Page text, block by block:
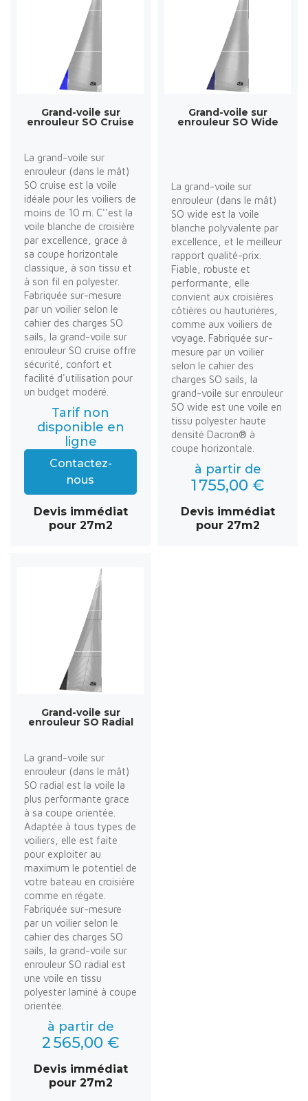
Grand-voile sur
enrouleur SO Cruise
La grand-voile sur
enrouleur (dans le mât)
SO cruise est la voile
idéale pour les voiliers de
moins de 10 m. C''est la
voile blanche de croisière
par excellence, grace à
sa coupe horizontale
classique, à son tissu et
à son fil en polyester.
Fabriquée sur-mesure
par un voilier selon le
cahier des charges SO
sails, la grand-voile sur
enrouleur SO cruise offre
sécurité, confort et
facilité d'utilisation pour
un budget modéré.
Tarif non
disponible en
ligne
Contactez-
nous
Devis immédiat
pour 27m2
Grand-voile sur
enrouleur SO Wide
La grand-voile sur
enrouleur (dans le mât)
SO wide est la voile
blanche polyvalente par
excellence, et le meilleur
rapport qualité-prix.
Fiable, robuste et
performante, elle
convient aux croisières
côtières ou hauturières,
comme aux voiliers de
voyage. Fabriquée sur-
mesure par un voilier
selon le cahier des
charges SO sails, la
grand-voile sur enrouleur
SO wide est une voile en
tissu polyester haute
densité Dacron® à
coupe horizontale.
à partir de
1 755,00 €
Devis immédiat
pour 27m2
Grand-voile sur
enrouleur SO Radial
La grand-voile sur
enrouleur (dans le mât)
SO radial est la voile la
plus performante grace
à sa coupe orientée.
Adaptée à tous types de
voiliers, elle est faite
pour exploiter au
maximum le potentiel de
votre bateau en croisière
comme en régate.
Fabriquée sur-mesure
par un voilier selon le
cahier des charges SO
sails, la grand-voile sur
enrouleur SO radial est
une voile en tissu
polyester laminé à coupe
orientée.
à partir de
2 565,00 €
Devis immédiat
pour 27m2